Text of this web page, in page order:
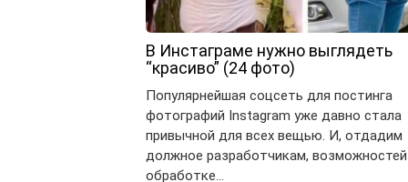
В Инстаграме нужно выглядеть
“красиво” (24 фото)
Популярнейшая соцсеть для постинга
фотографий Instagram уже давно стала
привычной для всех вещью. И, отдадим
должное разработчикам,
обработке…